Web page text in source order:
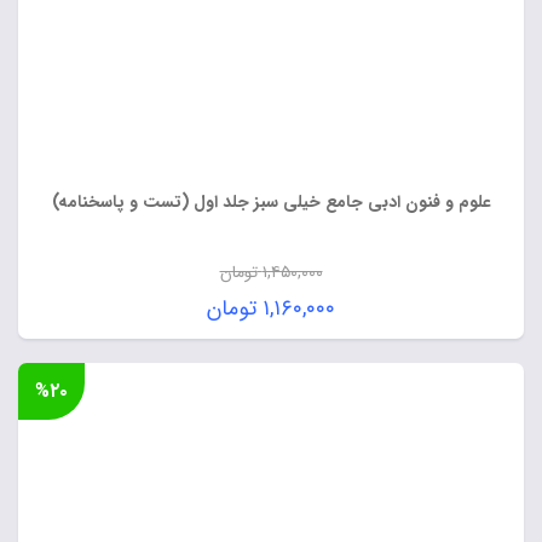
علوم و فنون ادبی جامع خیلی سبز جلد اول (تست و پاسخنامه)
۱,۴۵۰,۰۰۰تومان
قیمت
اصلی:
۱,۴۵۰,۰۰۰ تومان
۱,۱۶۰,۰۰۰ تومان
قیمت
فعلی:
%۲۰